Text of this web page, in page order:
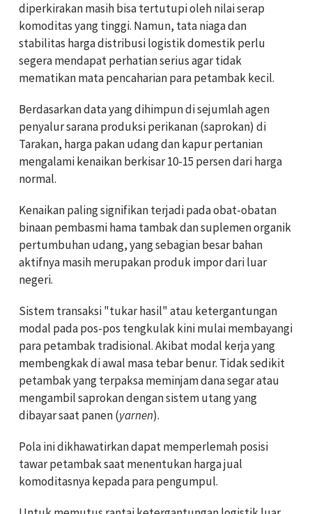
diperkirakan masih bisa tertutupi oleh nilai serap
komoditas yang tinggi. Namun, tata niaga dan
stabilitas harga distribusi logistik domestik perlu
segera mendapat perhatian serius agar tidak
mematikan mata pencaharian para petambak kecil.
Berdasarkan data yang dihimpun di sejumlah agen
penyalur sarana produksi perikanan (saprokan) di
Tarakan, harga pakan udang dan kapur pertanian
mengalami kenaikan berkisar 10-15 persen dari harga
normal.
Kenaikan paling signifikan terjadi pada obat-obatan
binaan pembasmi hama tambak dan suplemen organik
pertumbuhan udang, yang sebagian besar bahan
aktifnya masih merupakan produk impor dari luar
negeri.
Sistem transaksi "tukar hasil" atau ketergantungan
modal pada pos-pos tengkulak kini mulai membayangi
para petambak tradisional. Akibat modal kerja yang
membengkak di awal masa tebar benur. Tidak sedikit
petambak yang terpaksa meminjam dana segar atau
mengambil saprokan dengan sistem utang yang
dibayar saat panen (yarnen).
Pola ini dikhawatirkan dapat memperlemah posisi
tawar petambak saat menentukan harga jual
komoditasnya kepada para pengumpul.